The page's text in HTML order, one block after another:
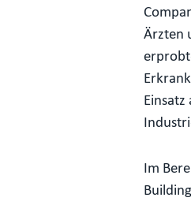
Ärzten
Im